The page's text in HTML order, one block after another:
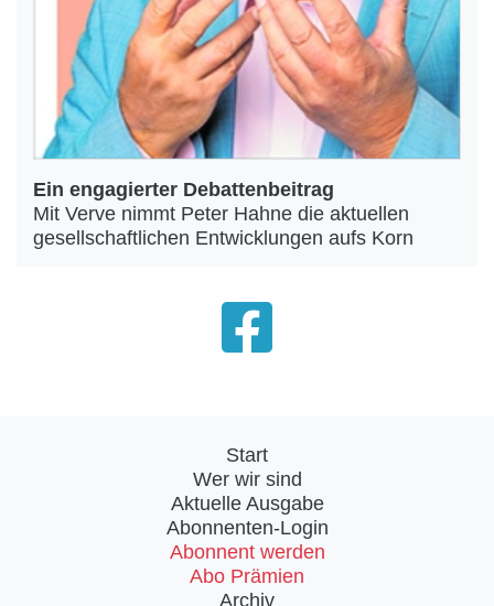
Ein engagierter Debattenbeitrag
Mit Verve nimmt Peter Hahne die aktuellen
gesellschaftlichen Entwicklungen aufs Korn
Start
Wer wir sind
Aktuelle Ausgabe
Abonnenten-Login
Abonnent werden
Abo Prämien
Archiv